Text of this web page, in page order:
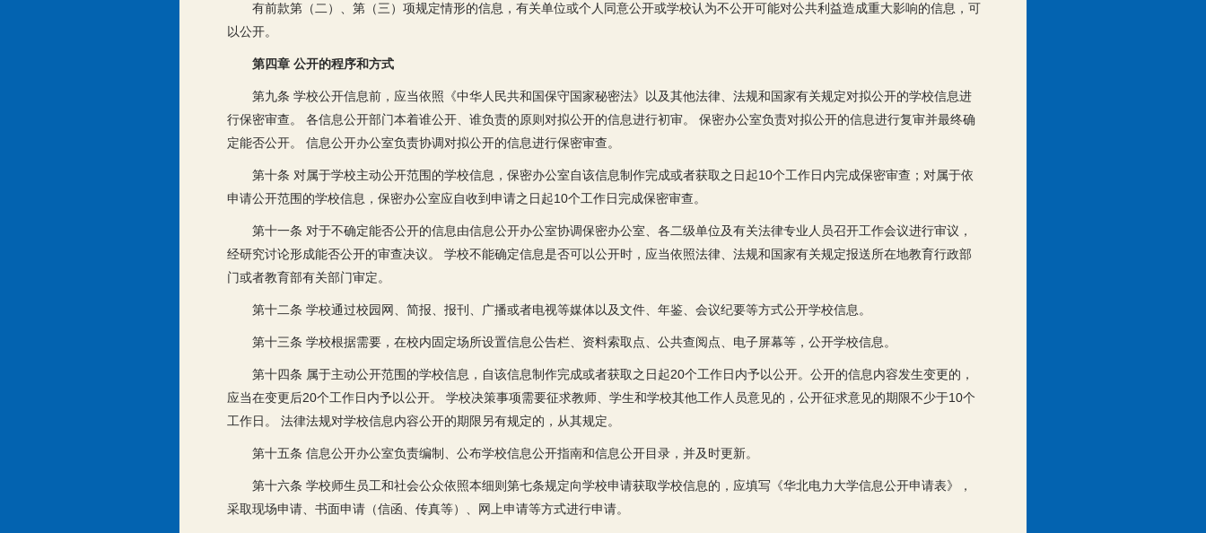
有前款第（二）、第（三）项规定情形的信息，有关单位或个人同意公开或学校认为不公开可能对公共利益造成重大影响的信息，可
以公开。
第四章 公开的程序和方式
第九条 学校公开信息前，应当依照《中华人民共和国保守国家秘密法》以及其他法律、法规和国家有关规定对拟公开的学校信息进
行保密审查。 各信息公开部门本着谁公开、谁负责的原则对拟公开的信息进行初审。 保密办公室负责对拟公开的信息进行复审并最终确
定能否公开。 信息公开办公室负责协调对拟公开的信息进行保密审查。
第十条 对属于学校主动公开范围的学校信息，保密办公室自该信息制作完成或者获取之日起10个工作日内完成保密审查；对属于依
申请公开范围的学校信息，保密办公室应自收到申请之日起10个工作日完成保密审查。
第十一条 对于不确定能否公开的信息由信息公开办公室协调保密办公室、各二级单位及有关法律专业人员召开工作会议进行审议，
经研究讨论形成能否公开的审查决议。 学校不能确定信息是否可以公开时，应当依照法律、法规和国家有关规定报送所在地教育行政部
门或者教育部有关部门审定。
第十二条 学校通过校园网、简报、报刊、广播或者电视等媒体以及文件、年鉴、会议纪要等方式公开学校信息。
第十三条 学校根据需要，在校内固定场所设置信息公告栏、资料索取点、公共查阅点、电子屏幕等，公开学校信息。
第十四条 属于主动公开范围的学校信息，自该信息制作完成或者获取之日起20个工作日内予以公开。公开的信息内容发生变更的，
应当在变更后20个工作日内予以公开。 学校决策事项需要征求教师、学生和学校其他工作人员意见的，公开征求意见的期限不少于10个
工作日。 法律法规对学校信息内容公开的期限另有规定的，从其规定。
第十五条 信息公开办公室负责编制、公布学校信息公开指南和信息公开目录，并及时更新。
第十六条 学校师生员工和社会公众依照本细则第七条规定向学校申请获取学校信息的，应填写《华北电力大学信息公开申请表》，
采取现场申请、书面申请（信函、传真等）、网上申请等方式进行申请。